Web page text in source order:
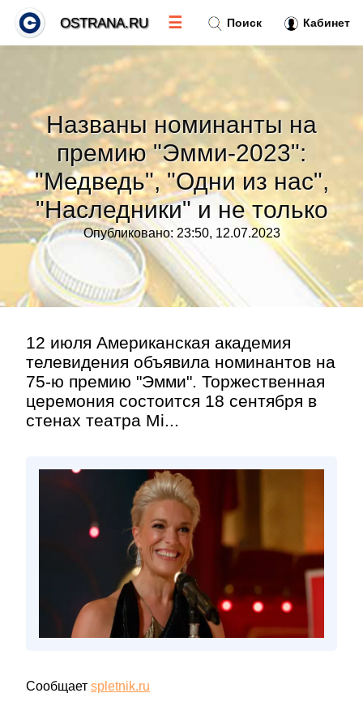
Названы номинанты на
премию "Эмми-2023":
"Медведь", "Одни из нас",
"Наследники" и не только
Опубликовано: 23:50, 12.07.2023
12 июля Американская академия
телевидения объявила номинантов на
75-ю премию "Эмми". Торжественная
церемония состоится 18 сентября в
стенах театра Mi...
Сообщает spletnik.ru
Поиск Кабинет
OSTRANA.RU ☰
Тренды новостей»
Рубрики»
Правила»
Контакт»